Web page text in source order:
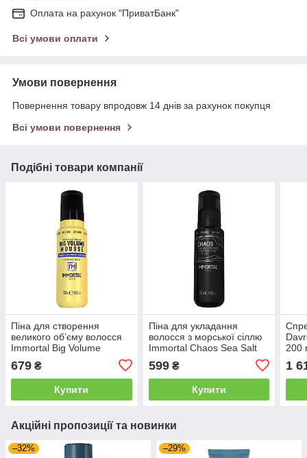
Оплата на рахунок "ПриватБанк"
Всі умови оплати
Умови повернення
Повернення товару впродовж 14 днів за рахунок покупця
Всі умови повернення
Подібні товари компанії
Піна для створення
великого об’єму волосся
Immortal Big Volume
Mousse, 300 мл (NYC-153)
679 ₴
Купити
Піна для укладання
волосся з морської сіллю
Immortal Chaos Sea Salt
Mousse, 300 мл (NYC-154)
599₴
Купити
200
1
Акційні пропозиції та новинки
–32% –29%